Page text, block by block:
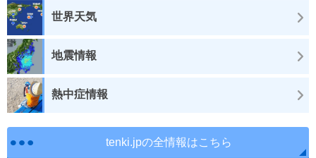
世界天気
地震情報
熱中症情報
tenki.jpの全情報はこちら